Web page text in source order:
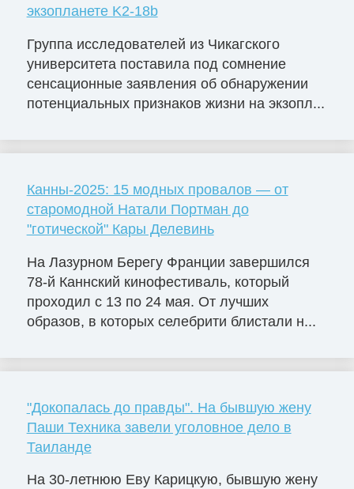
экзопланете K2-18b
Группа исследователей из Чикагского
университета поставила под сомнение
сенсационные заявления об обнаружении
потенциальных признаков жизни на экзопл...
Канны-2025: 15 модных провалов — от
старомодной Натали Портман до
"готической" Кары Делевинь
На Лазурном Берегу Франции завершился
78-й Каннский кинофестиваль, который
проходил с 13 по 24 мая. От лучших
образов, в которых селебрити блистали н...
"Докопалась до правды". На бывшую жену
Паши Техника завели уголовное дело в
Таиланде
На 30-летнюю Еву Карицкую, бывшую жену